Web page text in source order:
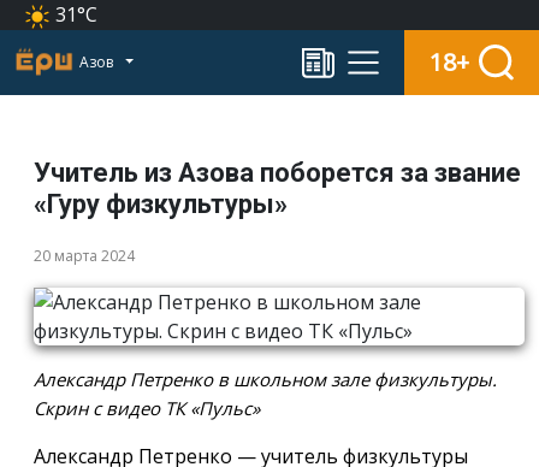
31°C
Азов 18+
Учитель из Азова поборется за звание
«Гуру физкультуры»
20 марта 2024
Александр Петренко в школьном зале физкультуры.
Скрин с видео ТК «Пульс»
Александр Петренко — учитель физкультуры